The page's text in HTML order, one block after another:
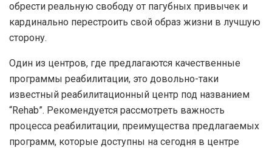
обрести реальную свободу от пагубных привычек и
кардинально перестроить свой образ жизни в лучшую
сторону.
Один из центров, где предлагаются качественные
программы реабилитации, это довольно-таки
известный реабилитационный центр под названием
“Rehab”. Рекомендуется рассмотреть важность
процесса реабилитации, преимущества предлагаемых
программ, которые доступны на сегодня в центре